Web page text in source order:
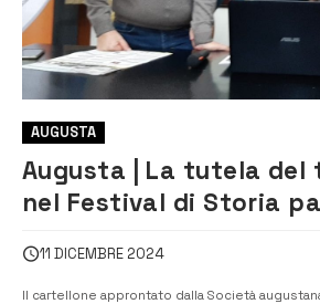
AUGUSTA
Augusta | La tutela
nel Festival di Storia
11 DICEMBRE 2024
Il cartellone approntato dalla Società